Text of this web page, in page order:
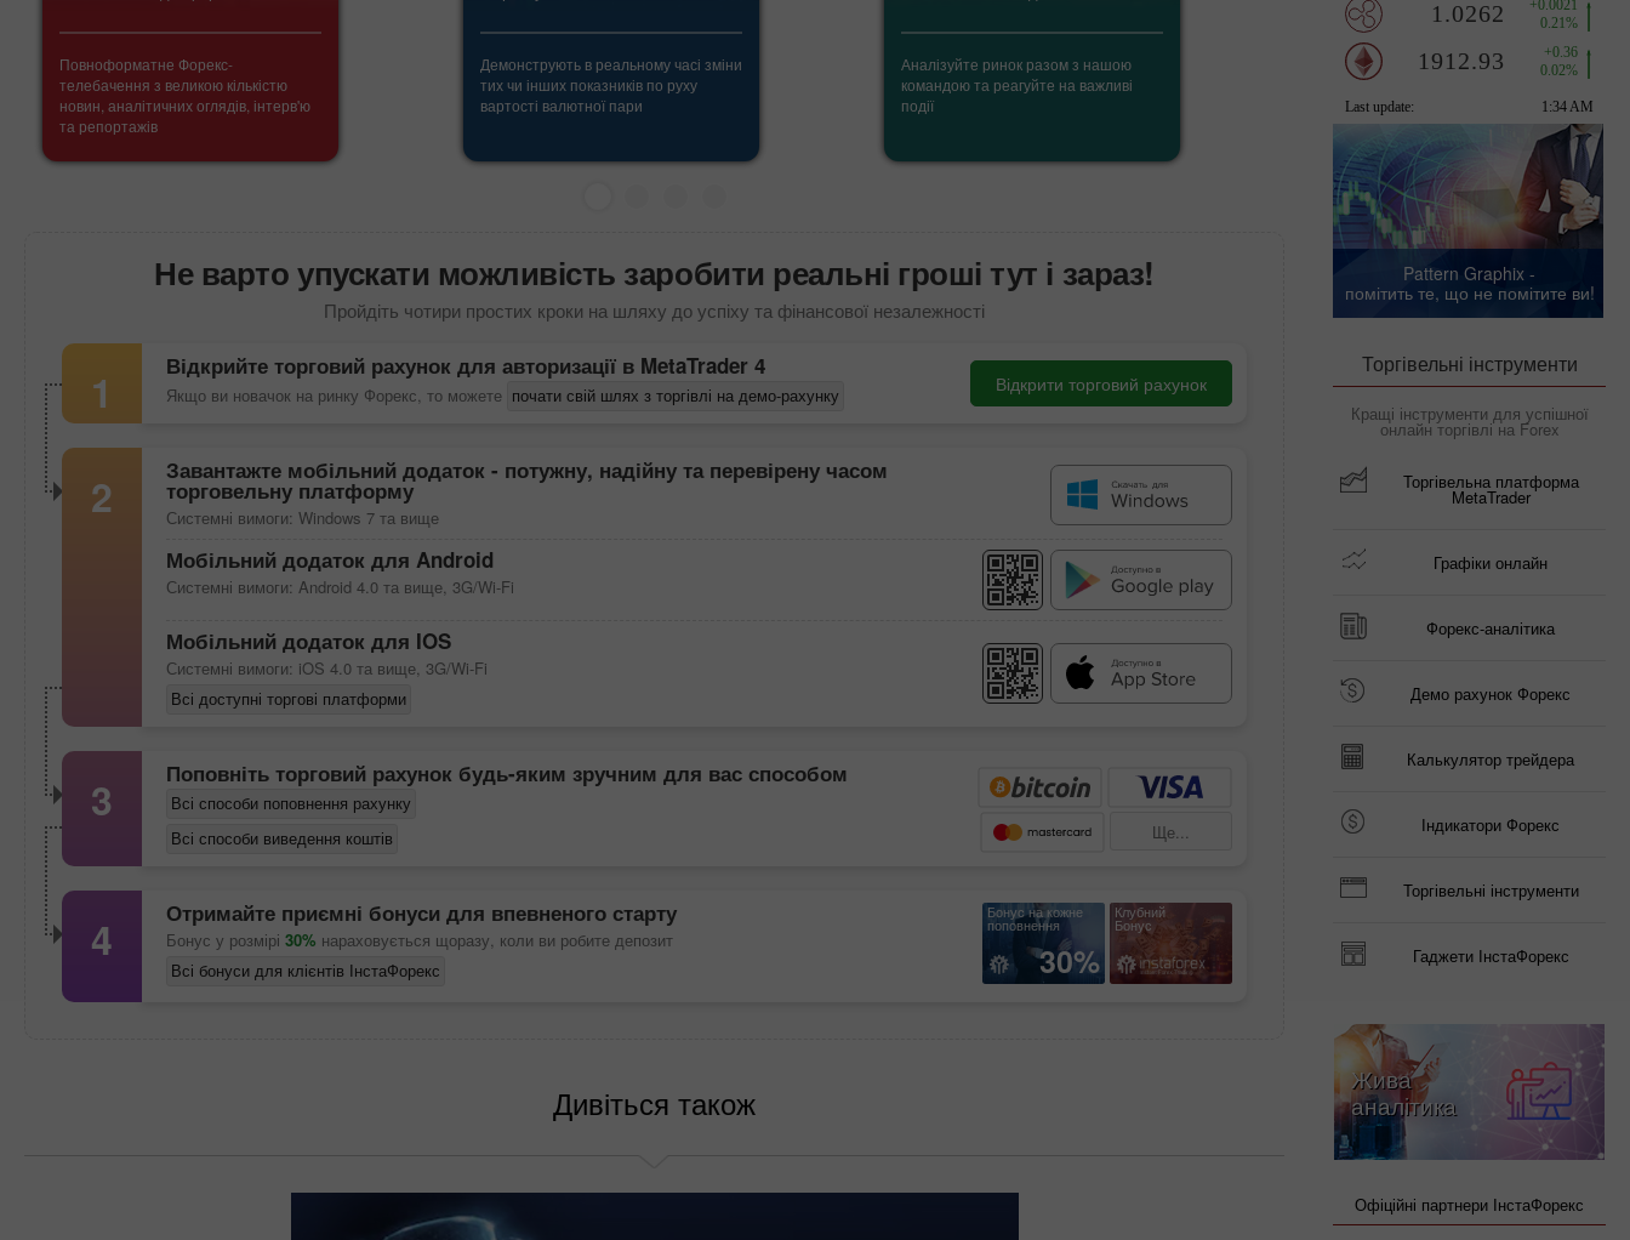
Повноформатне Форекс-
телебачення з великою кількістю
новин, аналітичних оглядів, інтерв'ю
та репортажів
Демонструють в реальному часі зміни
тих чи інших показників по руху
вартості валютної пари
Аналізуйте ринок разом з нашою
командою та реагуйте на важливі
події
валютному ринку
Найбільш актуальні та вагомі
економічні події, цифри та факти, які
можуть вплинути на валютний та
фінансовий ринок в цілому
Не варто упускати можливість заробити реальні гроші тут і зараз!
Пройдіть чотири простих кроки на шляху до успіху та фінансової незалежності
1 Відкрийте торговий рахунок для авторизації в MetaTrader 4
Якщо ви новачок на ринку Форекс, то можете почати свій шлях з торгівлі на демо-рахунку Відкрити торговий рахунок
2 Завантажте мобільний додаток - потужну, надійну та перевірену часом
торговельну платформу
Системні вимоги: Windows 7 та вище
Мобільний додаток для Android
Системні вимоги: Android 4.0 та вище, 3G/Wi-Fi
Мобільний додаток для IOS
Системні вимоги: iOS 4.0 та вище, 3G/Wi-Fi
Всі доступні торгові платформи
3 Поповніть торговий рахунок будь-яким зручним для вас способом
Всі способи поповнення рахунку
Всі способи виведення коштів
Ще...
4 Отримайте приємні бонуси для впевненого старту
Бонус у розмірі 30% нараховується щоразу, коли ви робите депозит
Всі бонуси для клієнтів ІнстаФорекс
Бонус на кожне
поповнення
30%
Клубний
Бонус
Дивіться також
Pattern Graphix -
помітить те, що не помітите ви!
Торгівельні інструменти
Кращі інструменти для успішної
онлайн торгівлі на Forex
Торгівельна платформа
MetaTrader
Графіки онлайн
Форекс-аналітика
Демо рахунок Форекс
Калькулятор трейдера
Індикатори Форекс
Торгівельні інструменти
Гаджети ІнстаФорекс
Жива
аналітика
Офіційні партнери ІнстаФорекс